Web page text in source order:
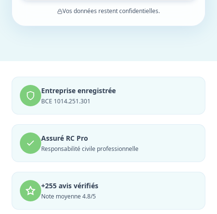
Vos données restent confidentielles.
Entreprise enregistrée
BCE 1014.251.301
Assuré RC Pro
Responsabilité civile professionnelle
+255 avis vérifiés
Note moyenne 4.8/5